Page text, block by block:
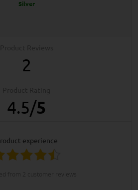
Silver
2
4.5/5
product experience